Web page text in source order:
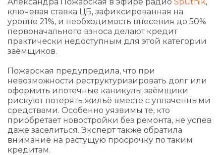
ключевая ставка ЦБ, зафиксированная на
уровне 21%, и необходимость внесения до 50%
первоначального взноса делают кредит
практически недоступным для этой категории
заёмщиков.
Пожарская предупредила, что при
невозможности реструктуризировать долг или
оформить ипотечные каникулы заёмщики
рискуют потерять жильё вместе с уплаченными
средствами. Особенно уязвимы те, кто
приобретает новостройки без ремонта, не успев
даже заселиться. Эксперт также обратила
внимание на растущую просрочку по таким
кредитам.